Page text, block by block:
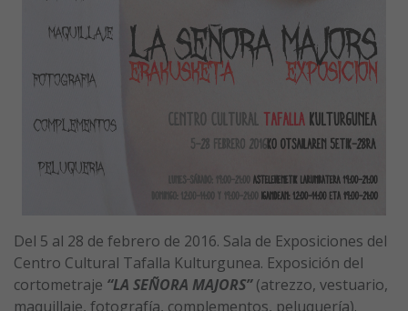
Del 5 al 28 de febrero de 2016. Sala de Exposiciones del
Centro Cultural Tafalla Kulturgunea. Exposición del
cortometraje “LA SEÑORA MAJORS” (atrezzo, vestuario,
maquillaje, fotografía, complementos, peluquería).